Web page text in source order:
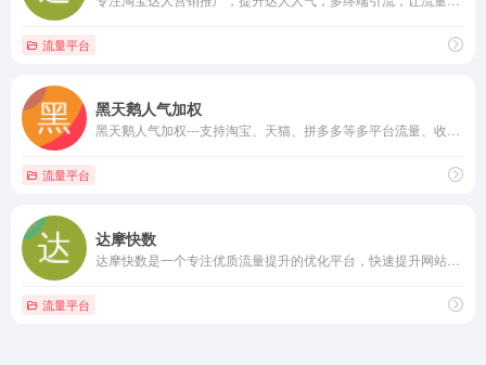
流量平台
黑天鹅人气加权
流量平台
达摩快数
流量平台